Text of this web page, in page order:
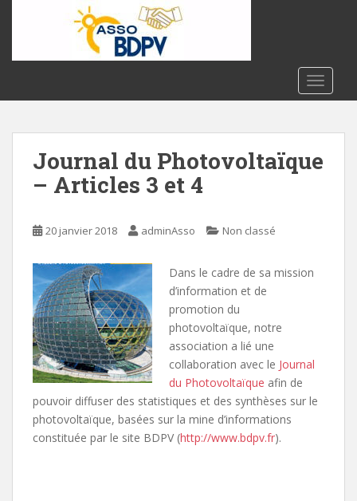
o
Journal du Photovoltaïque
– Articles 3 et 4
20 janvier 2018 adminAsso Non classé
Dans le cadre de sa mission
d’information et de
promotion du
photovoltaïque, notre
association a lié une
collaboration avec le Journal
du Photovoltaïque afin de
pouvoir diffuser des statistiques et des synthèses sur le
photovoltaïque, basées sur la mine d’informations
constituée par le site BDPV (http://www.bdpv.fr).